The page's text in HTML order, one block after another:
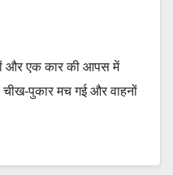
और एक कार की आपस में
पुकार मच गई और वाहनों